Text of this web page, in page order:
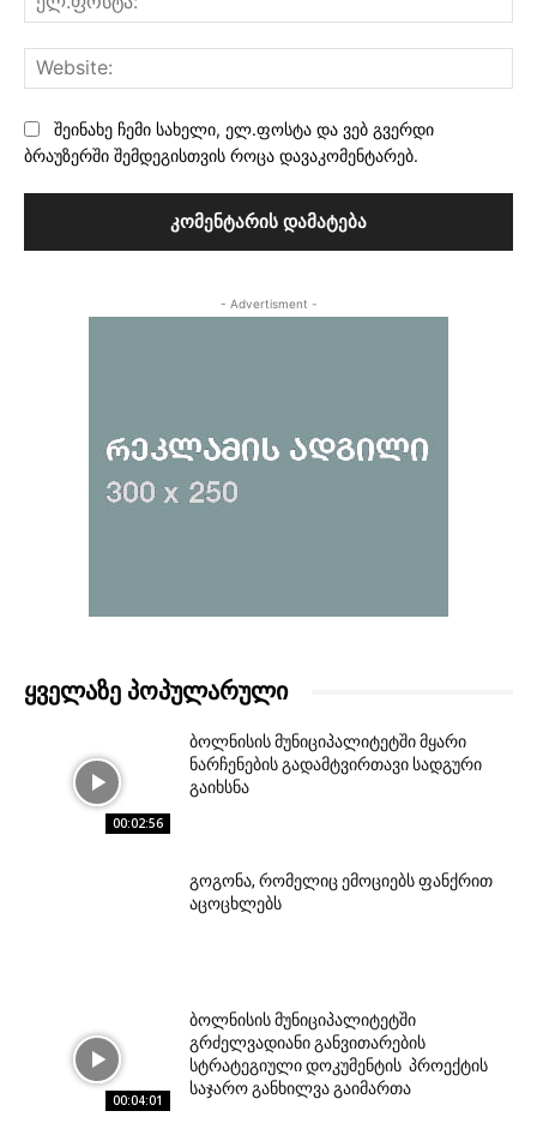
შეინახე ჩემი სახელი, ელ.ფოსტა და ვებ გვერდი
ბრაუზერში შემდეგისთვის როცა დავაკომენტარებ.
- Advertisment -
ᲧᲕᲔᲚᲐᲖᲔ ᲞᲝᲞᲣᲚᲐᲠᲣᲚᲘ
00:02:56
ბოლნისის მუნიციპალიტეტში მყარი
ნარჩენების გადამტვირთავი სადგური
გაიხსნა
გოგონა, რომელიც ემოციებს ფანქრით
აცოცხლებს
00:04:01
ბოლნისის მუნიციპალიტეტში
გრძელვადიანი განვითარების
სტრატეგიული დოკუმენტის პროექტის
საჯარო განხილვა გაიმართა